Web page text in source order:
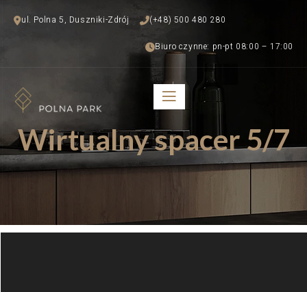
ul. Polna 5, Duszniki-Zdrój (+48) 500 480 280
Biuro czynne: pn-pt 08:00 – 17:00
Wirtualny spacer 5/7